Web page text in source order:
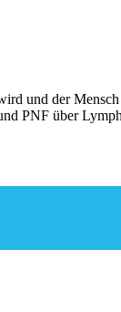
und der
PNF über